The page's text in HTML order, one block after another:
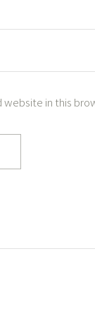
website in this